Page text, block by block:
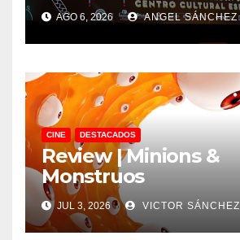
AGO 6, 2026 ANGEL SÁNCHEZ
CINE DESTACADOS
Review | Minions &
Monstruos
JUL 3, 2026 VICTOR SÁNCHEZ